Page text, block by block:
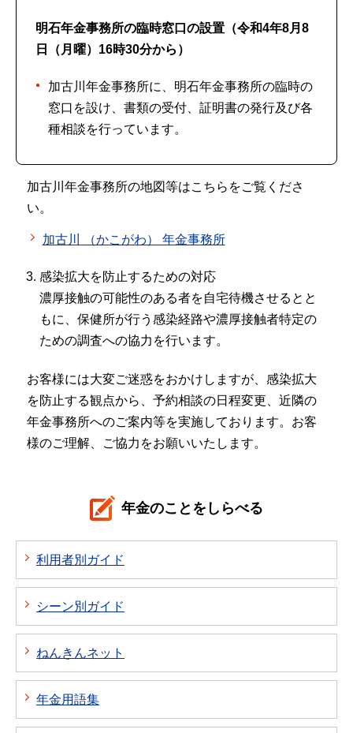
明石年金事務所の臨時窓口の設置（令和4年8月8
日（月曜）16時30分から）
加古川年金事務所に、明石年金事務所の臨時の
窓口を設け、書類の受付、証明書の発行及び各
種相談を行っています。
加古川年金事務所の地図等はこちらをご覧くださ
い。
加古川 （かこがわ） 年金事務所
感染拡大を防止するための対応
濃厚接触の可能性のある者を自宅待機させるとと
もに、保健所が行う感染経路や濃厚接触者特定の
ための調査への協力を行います。
お客様には大変ご迷惑をおかけしますが、感染拡大
を防止する観点から、予約相談の日程変更、近隣の
年金事務所へのご案内等を実施しております。お客
様のご理解、ご協力をお願いいたします。
年金のことをしらべる
利用者別ガイド
シーン別ガイド
ねんきんネット
年金用語集